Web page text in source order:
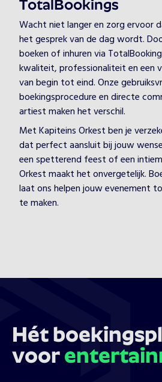
TotalBookings
Wacht niet langer en zorg ervoor
het gesprek van de dag wordt.
boeken of inhuren via
kwaliteit, professionaliteit en een
van begin tot eind. Onze
boekingsprocedure en directe
artiest maken het verschil.
Met Kapiteins Orkest ben je
dat perfect aansluit bij jouw
een spetterend feest of een
Orkest maakt het onvergetelijk.
laat ons helpen jouw evenement
te maken.
Hét
voor